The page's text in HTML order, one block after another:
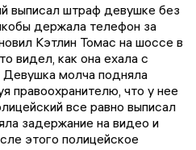
выписал штраф девушке без
держала телефон за
Кэтлин Томас на шоссе в
видел, как она ехала с
Девушка молча подняла
правоохранителю, что у нее
все равно выписал
задержание на видео и
этого полицейское